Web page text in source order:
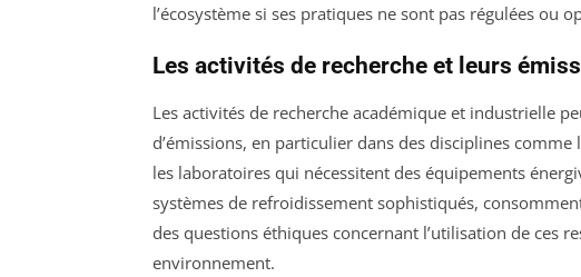
l’écosystème si ses pratiques ne sont pas régulées ou
Les activités de recherche et leurs
Les activités de recherche académique et industrielle
d’émissions, en particulier dans des disciplines
les laboratoires qui nécessitent des équipements
systèmes de refroidissement sophistiqués,
des questions éthiques concernant l’utilisation de ces
environnement.